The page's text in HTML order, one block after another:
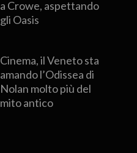
a Crowe, aspettando
gli Oasis
Cinema, il Veneto sta
amando l’Odissea di
Nolan molto più del
mito antico